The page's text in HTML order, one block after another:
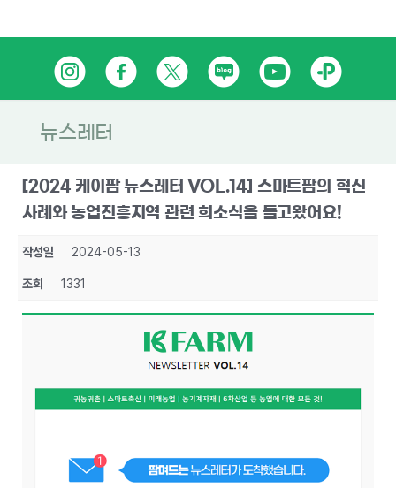
인
스
타
그
램
페
이
스
북
트
위
네
이
블
로
유
튜
카
카
톡
플
친
뉴스레터
[2024 케이팜 뉴스레터 VOL.14] 스마트팜의 혁신
사례와 농업진흥지역 관련 희소식을 들고왔어요!
작성일 2024-05-13
조회 1331